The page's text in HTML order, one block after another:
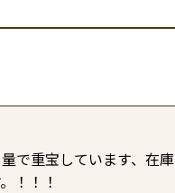
で重宝しています、在庫
！！！